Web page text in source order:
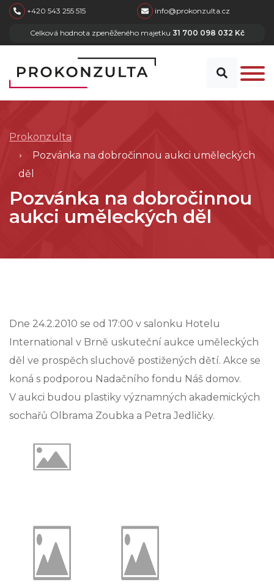
skip to main content
+420 543 255 515 info@prokonzulta.cz
Celková hodnota zpeněženého majetku 31 700 098 032 Kč
Prokonzulta
Pozvánka na dobročinnou aukci uměleckých
děl
Pozvánka na dobročinnou
aukci uměleckých děl
Dne 24.2.2010 se od 17:00 v salonku Hotelu
International v Brně uskuteční aukce uměleckých
děl ve prospěch sluchově postižených dětí. Akce se
koná s podporou Nadačního fondu Náš domov.
V aukci budou plastiky významných akademických
sochařů Olbrama Zoubka a Petra Jedličky.